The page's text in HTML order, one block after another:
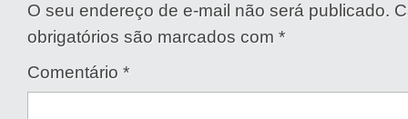
O seu endereço de e-mail não será publicado.
obrigatórios são marcados com *
Comentário *